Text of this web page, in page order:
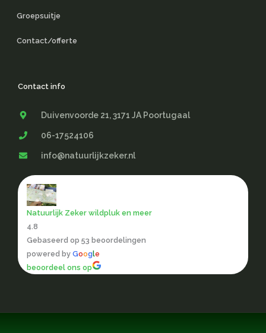
Contact info
Duivenvoorde 21, 3171 JA Poortugaal
06-17524106
info@natuurlijkzeker.nl
Natuurlijk Zeker wildpluk en meer
4.8
Gebaseerd op 53 beoordelingen
powered by Google
beoordeel ons op
Groepsuitje
Contact/offerte